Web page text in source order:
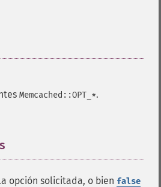
Memcached::OPT_*.
opción solicitada, o bien false